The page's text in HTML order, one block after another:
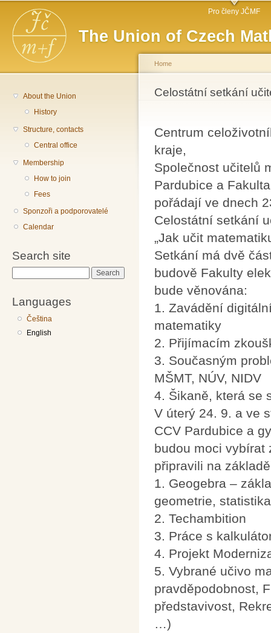
The Union of Czech
Main menu Pro členy JČMF
About the Union
History
Structure, contacts
Central office
Membership
How to join
Fees
Sponzoři a podporovatelé
Calendar
Search site
Languages
Čeština
English
You are here
Home
Celostátní setkání
Centrum
kraje,
Společnost učitelů
Pardubice a
pořádají ve dnech
Celostátní setkání
„Jak učit
Setkání má dvě
budově Fakulty
bude věnována:
1. Zavádění
matematiky
2. Přijímacím
3. Současným
MŠMT, NÚV, NIDV
4. Šikaně, která se
V úterý 24. 9. a ve
CCV Pardubice a
budou moci vybírat
připravili na
1. Geogebra –
geometrie, statistika
2. Techambition
3. Práce s
4. Projekt
5. Vybrané učivo
pravděpodobnost,
představivost,
…)